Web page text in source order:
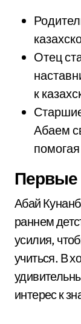
Отец
к
Абаем
Первые
Абай
раннем
усилия,
учиться. В
интерес к